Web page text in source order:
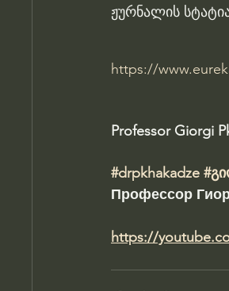
ჟურნალის
https://
Professor Giorgi
#drpkhakadze
Профессор
https://